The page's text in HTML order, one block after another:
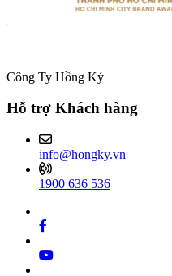
Công Ty Hồng Ký
Hỗ trợ Khách hàng
info@hongky.vn
1900 636 536